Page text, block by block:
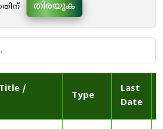
തിരയുക
/
Type
Last
Date